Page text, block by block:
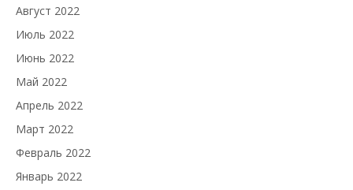
Август 2022
Июль 2022
Июнь 2022
Май 2022
Апрель 2022
Март 2022
Февраль 2022
Январь 2022